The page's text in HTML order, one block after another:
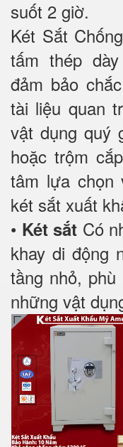
suốt 2 giờ.
Két Sắt
tấm thép
đảm bảo
tài liệu quan
vật dụng quý
hoặc trộm
tâm lựa chọn
két sắt xuất
• Két sắt Có
khay di động
tầng nhỏ,
những vật